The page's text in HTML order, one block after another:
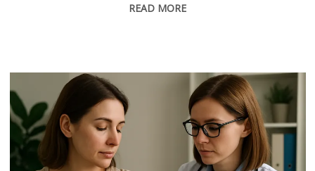
READ MORE